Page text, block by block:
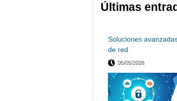
Últimas
Soluciones
de red
05/05/2026